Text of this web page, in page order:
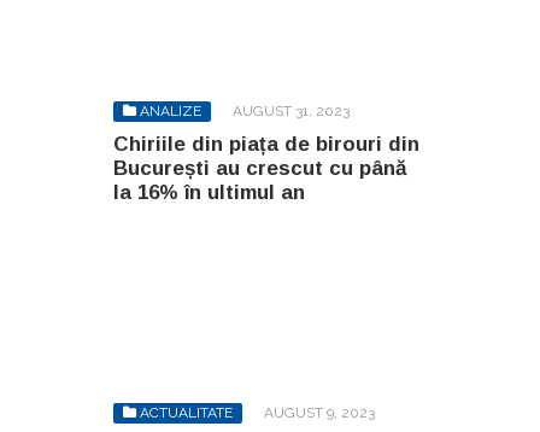
ANALIZE AUGUST 31, 2023
Chiriile din piața de birouri din
București au crescut cu până
la 16% în ultimul an
ACTUALITATE AUGUST 9, 2023